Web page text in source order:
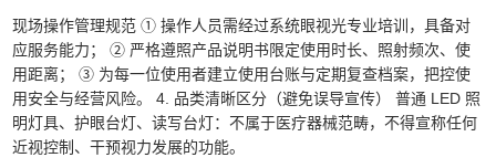
现场操作管理规范 ① 操作人员需经过系统眼视光专业培训，具备对
应服务能力； ② 严格遵照产品说明书限定使用时长、照射频次、使
用距离； ③ 为每一位使用者建立使用台账与定期复查档案，把控使
用安全与经营风险。 4. 品类清晰区分（避免误导宣传） 普通 LED 照
明灯具、护眼台灯、读写台灯：不属于医疗器械范畴，不得宣称任何
近视控制、干预视力发展的功能。